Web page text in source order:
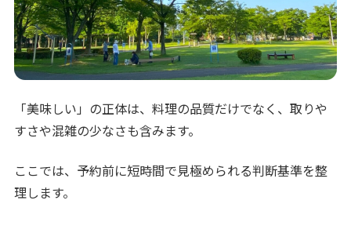
「美味しい」の正体は、料理の品質だけでなく、取りや
すさや混雑の少なさも含みます。
ここでは、予約前に短時間で見極められる判断基準を整
理します。